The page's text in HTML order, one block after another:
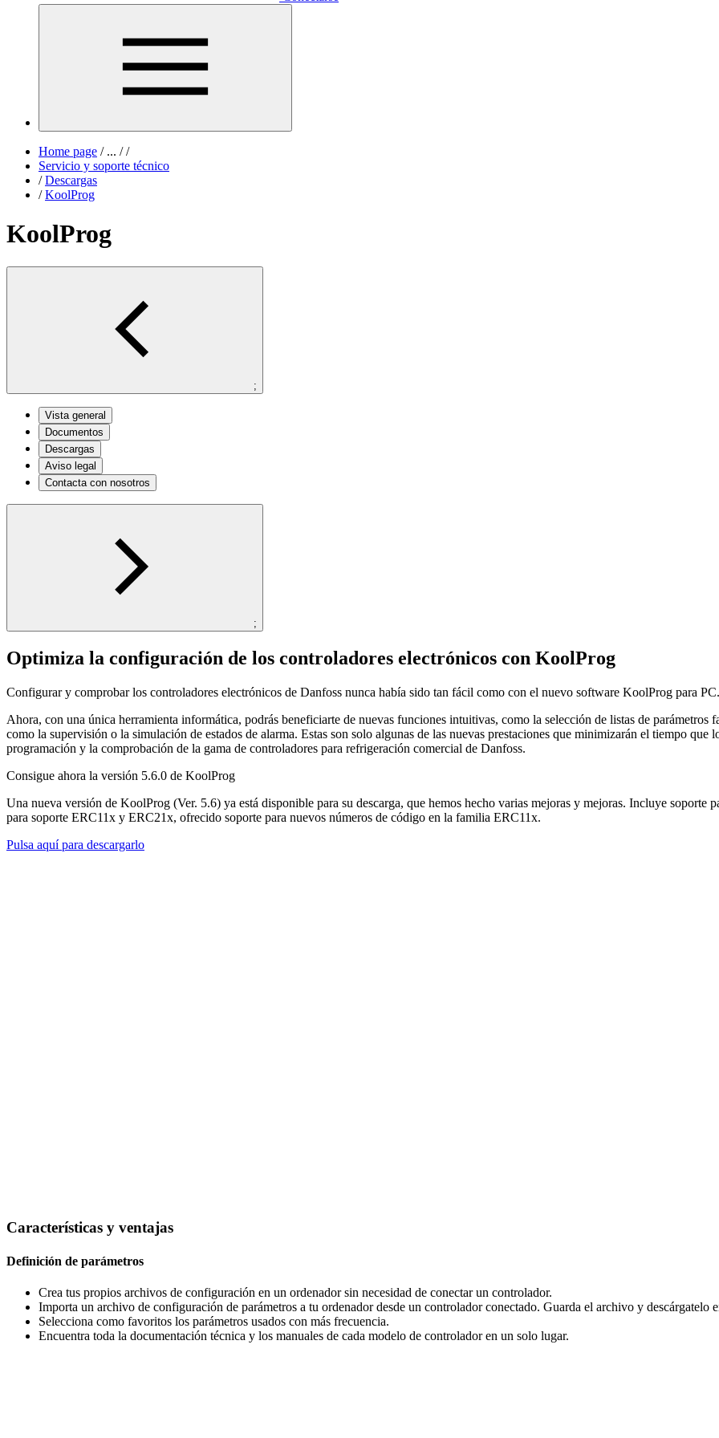
Home page /... / /
Servicio y soporte técnico
/ Descargas
/ KoolProg
KoolProg
;
Vista general
Documentos
Descargas
Aviso legal
Contacta con nosotros
;
Optimiza la configuración de los controladores electrónicos con KoolProg
Configurar y comprobar los controladores electrónicos de Danfoss nunca había sido tan fácil como con el nuevo software KoolProg para PC.
Ahora, con una única herramienta informática, podrás beneficiarte de nuevas funciones intuitivas, como la selección de listas de
como la supervisión o la simulación de estados de alarma. Estas son solo algunas de las nuevas prestaciones que minimizarán el tiempo
programación y la comprobación de la gama de controladores para refrigeración comercial de Danfoss.
Consigue ahora la versión 5.6.0 de KoolProg
Una nueva versión de KoolProg (Ver. 5.6) ya está disponible para su descarga, que hemos hecho varias mejoras y mejoras. Incluye
para soporte ERC11x y ERC21x, ofrecido soporte para nuevos números de código en la familia ERC11x.
Pulsa aquí para descargarlo
Características y ventajas
Definición de parámetros
Crea tus propios archivos de configuración en un ordenador sin necesidad de conectar un controlador.
Importa un archivo de configuración de parámetros a tu ordenador desde un controlador conectado. Guarda el archivo y descárgatelo
Selecciona como favoritos los parámetros usados con más frecuencia.
Encuentra toda la documentación técnica y los manuales de cada modelo de controlador en un solo lugar.